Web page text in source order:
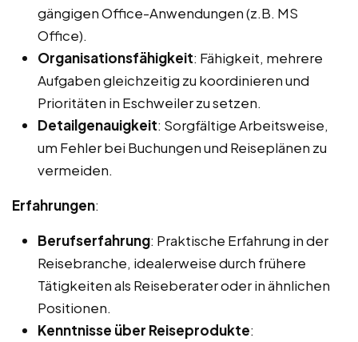
gängigen Office-Anwendungen (z.B. MS
Office).
Organisationsfähigkeit: Fähigkeit, mehrere
Aufgaben gleichzeitig zu koordinieren und
Prioritäten in Eschweiler zu setzen.
Detailgenauigkeit: Sorgfältige Arbeitsweise,
um Fehler bei Buchungen und Reiseplänen zu
vermeiden.
Erfahrungen:
Berufserfahrung: Praktische Erfahrung in der
Reisebranche, idealerweise durch frühere
Tätigkeiten als Reiseberater oder in ähnlichen
Positionen.
Kenntnisse über Reiseprodukte: